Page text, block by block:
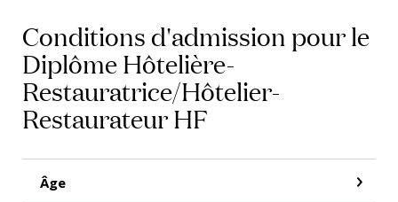
Conditions d'admission pour le
Diplôme Hôtelière-
Restauratrice/Hôtelier-
Restaurateur HF
Âge